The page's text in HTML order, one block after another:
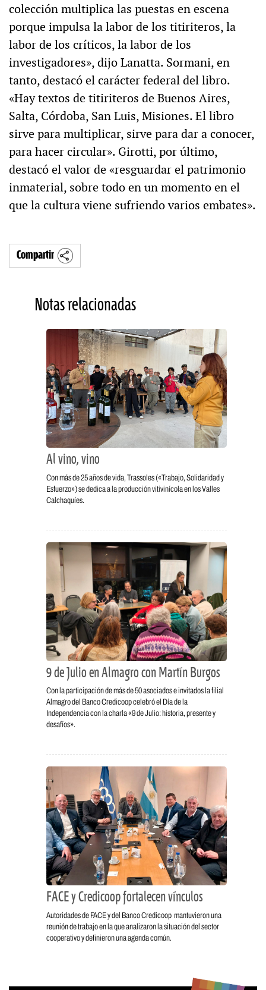
colección multiplica las puestas en escena
porque impulsa la labor de los titiriteros, la
labor de los críticos, la labor de los
investigadores», dijo Lanatta. Sormani, en
tanto, destacó el carácter federal del libro.
«Hay textos de titiriteros de Buenos Aires,
Salta, Córdoba, San Luis, Misiones. El libro
sirve para multiplicar, sirve para dar a conocer,
para hacer circular». Girotti, por último,
destacó el valor de «resguardar el patrimonio
inmaterial, sobre todo en un momento en el
que la cultura viene sufriendo varios embates».
Compartir
Notas relacionadas
Al vino, vino
Con más de 25 años de vida, Trassoles («Trabajo, Solidaridad y
Esfuerzo») se dedica a la producción vitivinícola en los Valles
Calchaquíes.
9 de Julio en Almagro con Martín Burgos
Con la participación de más de 50 asociados e invitados la filial
Almagro del Banco Credicoop celebró el Día de la
Independencia con la charla «9 de Julio: historia, presente y
desafíos».
FACE y Credicoop fortalecen vínculos
Autoridades de FACE y del Banco Credicoop mantuvieron una
reunión de trabajo en la que analizaron la situación del sector
cooperativo y definieron una agenda común.